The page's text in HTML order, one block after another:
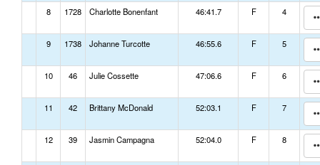
8 1728 Charlotte Bonenfant 46:41.7 F 4
9 1738 Johanne Turcotte 46:55.6 F 5
10 46 Julie Cossette 47:06.6 F 6
11 42 Brittany McDonald 52:03.1 F 7
12 39 Jasmin Campagna 52:04.0 F 8